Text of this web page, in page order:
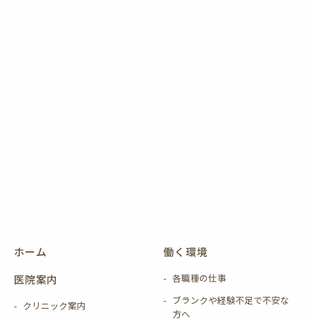
ホーム
医院案内
クリニック案内
働く環境
各職種の仕事
ブランクや経験不足で不安な
方へ